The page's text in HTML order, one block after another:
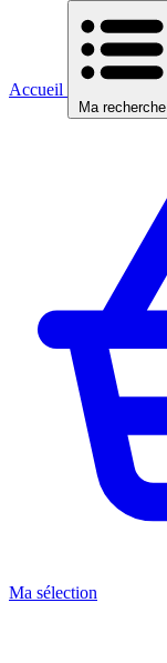
Accueil
Ma recherche
Ma sélection